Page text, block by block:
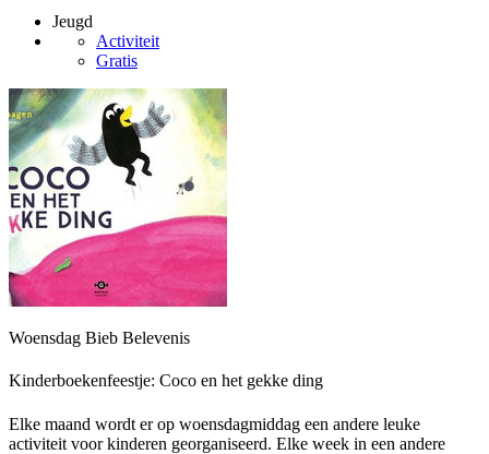
Jeugd
Activiteit
Gratis
Woensdag Bieb Belevenis
Kinderboekenfeestje: Coco en het gekke ding
Elke maand wordt er op woensdagmiddag een andere leuke
activiteit voor kinderen georganiseerd. Elke week in een andere